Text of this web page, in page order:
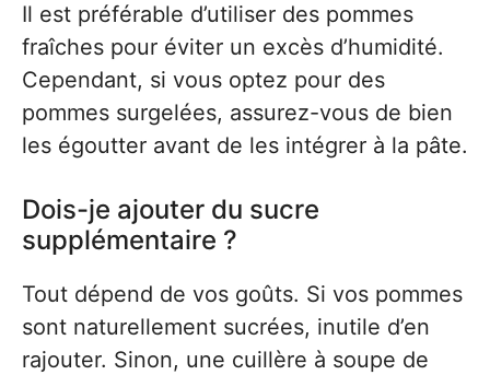
Il est préférable d’utiliser des pommes
fraîches pour éviter un excès d’humidité.
Cependant, si vous optez pour des
pommes surgelées, assurez-vous de bien
les égoutter avant de les intégrer à la pâte.
Dois-je ajouter du sucre
supplémentaire ?
Tout dépend de vos goûts. Si vos pommes
sont naturellement sucrées, inutile d’en
rajouter. Sinon, une cuillère à soupe de